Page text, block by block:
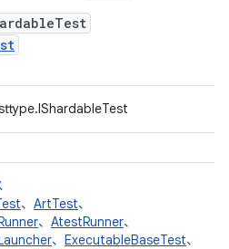
、 ArtTest、
、 AtestRunner、
、 ExecutableBaseTest、